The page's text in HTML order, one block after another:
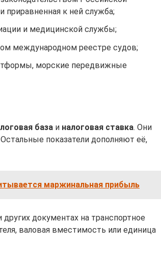
приравненная к ней служба;
и медицинской службы;
международном реестре судов;
морские передвижные
база и налоговая ставка. Они
показатели дополняют её,
маржинальная прибыль
других документах на транспортное
валовая вместимость или единица